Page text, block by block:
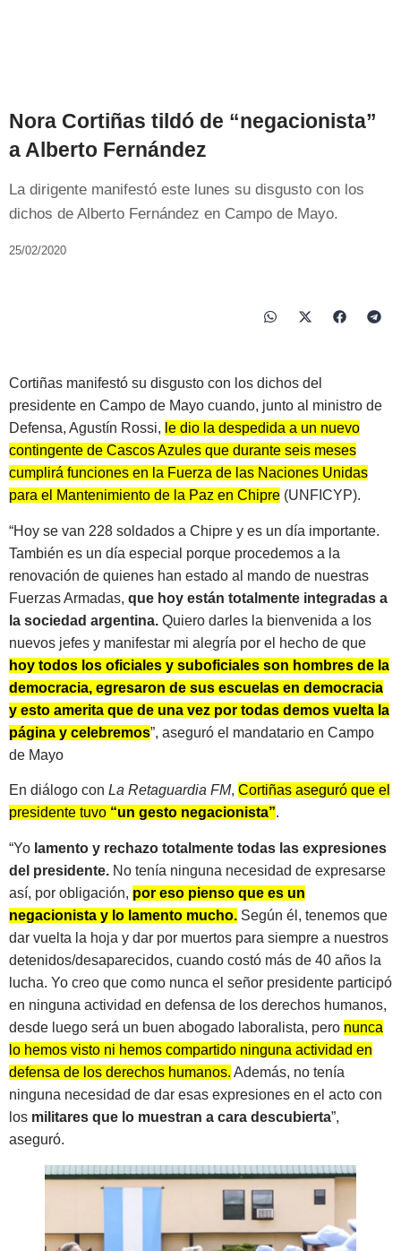
Nora Cortiñas tildó de “negacionista”
a Alberto Fernández
La dirigente manifestó este lunes su disgusto con los
dichos de Alberto Fernández en Campo de Mayo.
25/02/2020
Cortiñas manifestó su disgusto con los dichos del
presidente en Campo de Mayo cuando, junto al ministro de
Defensa, Agustín Rossi, le dio la despedida a un nuevo
contingente de Cascos Azules que durante seis meses
cumplirá funciones en la Fuerza de las Naciones Unidas
para el Mantenimiento de la Paz en Chipre (UNFICYP).
“Hoy se van 228 soldados a Chipre y es un día importante.
También es un día especial porque procedemos a la
renovación de quienes han estado al mando de nuestras
Fuerzas Armadas, que hoy están totalmente integradas a
la sociedad argentina. Quiero darles la bienvenida a los
nuevos jefes y manifestar mi alegría por el hecho de que
hoy todos los oficiales y suboficiales son hombres de la
democracia, egresaron de sus escuelas en democracia
y esto amerita que de una vez por todas demos vuelta la
página y celebremos”, aseguró el mandatario en Campo
de Mayo
En diálogo con La Retaguardia FM, Cortiñas aseguró que el
presidente tuvo “un gesto negacionista”.
“Yo lamento y rechazo totalmente todas las expresiones
del presidente. No tenía ninguna necesidad de expresarse
así, por obligación, por eso pienso que es un
negacionista y lo lamento mucho. Según él, tenemos que
dar vuelta la hoja y dar por muertos para siempre a nuestros
detenidos/desaparecidos, cuando costó más de 40 años la
lucha. Yo creo que como nunca el señor presidente participó
en ninguna actividad en defensa de los derechos humanos,
desde luego será un buen abogado laboralista, pero nunca
lo hemos visto ni hemos compartido ninguna actividad en
defensa de los derechos humanos. Además, no tenía
ninguna necesidad de dar esas expresiones en el acto con
los militares que lo muestran a cara descubierta”,
aseguró.